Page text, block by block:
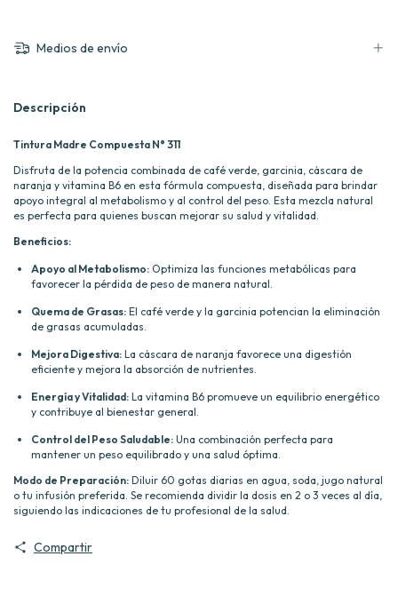
Medios de envío
Descripción
Tintura Madre Compuesta N° 311
Disfruta de la potencia combinada de café verde, garcinia, cáscara de
naranja y vitamina B6 en esta fórmula compuesta, diseñada para brindar
apoyo integral al metabolismo y al control del peso. Esta mezcla natural
es perfecta para quienes buscan mejorar su salud y vitalidad.
Beneficios:
Apoyo al Metabolismo: Optimiza las funciones metabólicas para
favorecer la pérdida de peso de manera natural.
Quema de Grasas: El café verde y la garcinia potencian la eliminación
de grasas acumuladas.
Mejora Digestiva: La cáscara de naranja favorece una digestión
eficiente y mejora la absorción de nutrientes.
Energía y Vitalidad: La vitamina B6 promueve un equilibrio energético
y contribuye al bienestar general.
Control del Peso Saludable: Una combinación perfecta para
mantener un peso equilibrado y una salud óptima.
Modo de Preparación: Diluir 60 gotas diarias en agua, soda, jugo natural
o tu infusión preferida. Se recomienda dividir la dosis en 2 o 3 veces al día,
siguiendo las indicaciones de tu profesional de la salud.
Compartir